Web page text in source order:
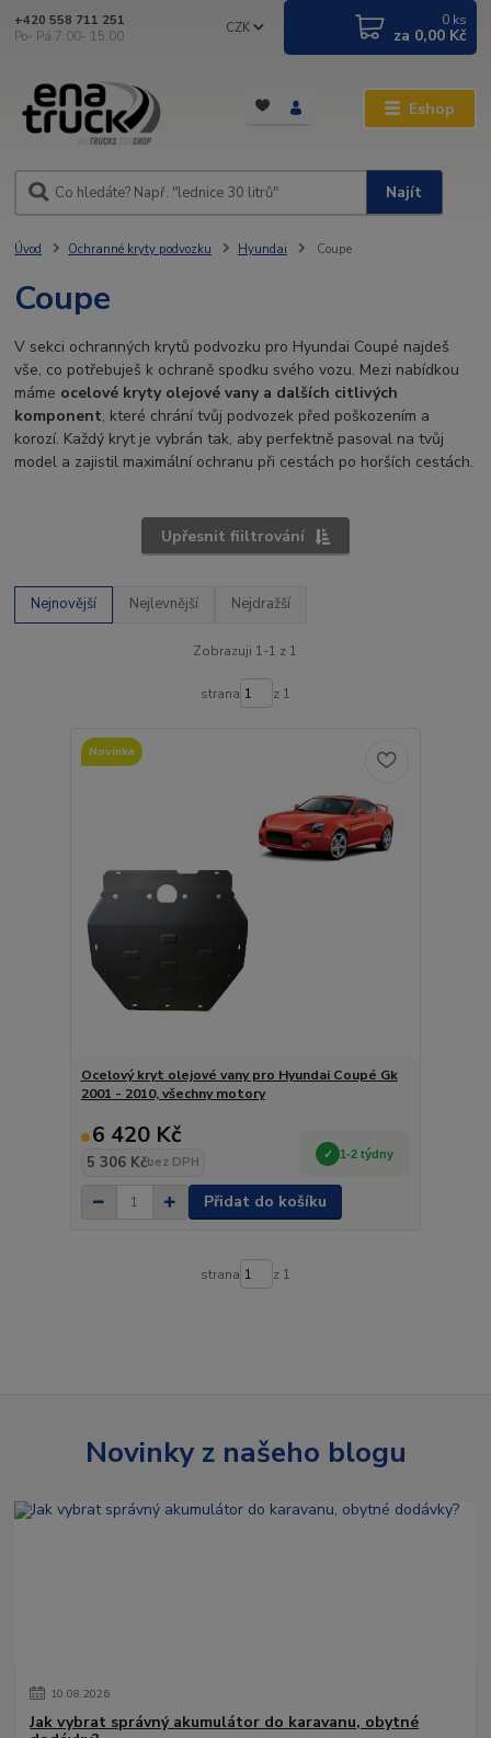
Eshop
CZK
Najít
+420 558 711 251
Po- Pá 7:00- 15:00
0 ks
za 0,00 Kč
Úvod Ochranné kryty podvozku Hyundai Coupe
Coupe
V sekci ochranných krytů podvozku pro Hyundai Coupé najdeš
vše, co potřebuješ k ochraně spodku svého vozu. Mezi nabídkou
máme ocelové kryty olejové vany a dalších citlivých
komponent, které chrání tvůj podvozek před poškozením a
korozí. Každý kryt je vybrán tak, aby perfektně pasoval na tvůj
model a zajistil maximální ochranu při cestách po horších cestách.
Upřesnit fiiltrování
Nejnovější Nejlevnější Nejdražší
Zobrazuji 1-1 z 1
strana z 1
Novinka
Ocelový kryt olejové vany pro Hyundai Coupé Gk
2001 - 2010, všechny motory
6 420 Kč
5 306 Kčbez DPH
1-2 týdny
Přidat do košíku
strana z 1
Novinky z našeho blogu
10.08.2026
Jak vybrat správný akumulátor do karavanu, obytné